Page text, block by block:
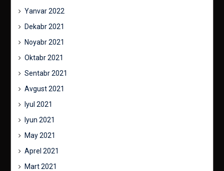
Yanvar 2022
Dekabr 2021
Noyabr 2021
Oktabr 2021
Sentabr 2021
Avgust 2021
Iyul 2021
Iyun 2021
May 2021
Aprel 2021
Mart 2021